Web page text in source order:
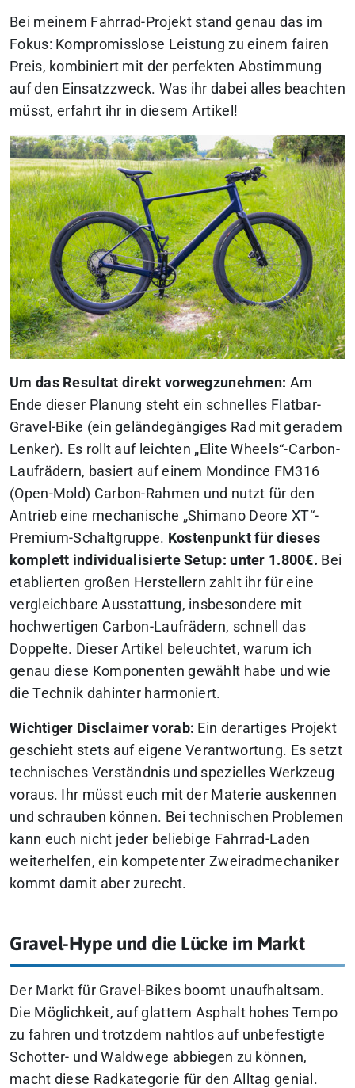
Bei meinem Fahrrad-Projekt stand genau das im
Fokus: Kompromisslose Leistung zu einem fairen
Preis, kombiniert mit der perfekten Abstimmung
auf den Einsatzzweck. Was ihr dabei alles beachten
müsst, erfahrt ihr in diesem Artikel!
Um das Resultat direkt vorwegzunehmen: Am
Ende dieser Planung steht ein schnelles Flatbar-
Gravel-Bike (ein geländegängiges Rad mit geradem
Lenker). Es rollt auf leichten „Elite Wheels“-Carbon-
Laufrädern, basiert auf einem Mondince FM316
(Open-Mold) Carbon-Rahmen und nutzt für den
Antrieb eine mechanische „Shimano Deore XT“-
Premium-Schaltgruppe. Kostenpunkt für dieses
komplett individualisierte Setup: unter 1.800€. Bei
etablierten großen Herstellern zahlt ihr für eine
vergleichbare Ausstattung, insbesondere mit
hochwertigen Carbon-Laufrädern, schnell das
Doppelte. Dieser Artikel beleuchtet, warum ich
genau diese Komponenten gewählt habe und wie
die Technik dahinter harmoniert.
Wichtiger Disclaimer vorab: Ein derartiges Projekt
geschieht stets auf eigene Verantwortung. Es setzt
technisches Verständnis und spezielles Werkzeug
voraus. Ihr müsst euch mit der Materie auskennen
und schrauben können. Bei technischen Problemen
kann euch nicht jeder beliebige Fahrrad-Laden
weiterhelfen, ein kompetenter Zweiradmechaniker
kommt damit aber zurecht.
Gravel-Hype und die Lücke im Markt
Der Markt für Gravel-Bikes boomt unaufhaltsam.
Die Möglichkeit, auf glattem Asphalt hohes Tempo
zu fahren und trotzdem nahtlos auf unbefestigte
Schotter- und Waldwege abbiegen zu können,
macht diese Radkategorie für den Alltag genial.